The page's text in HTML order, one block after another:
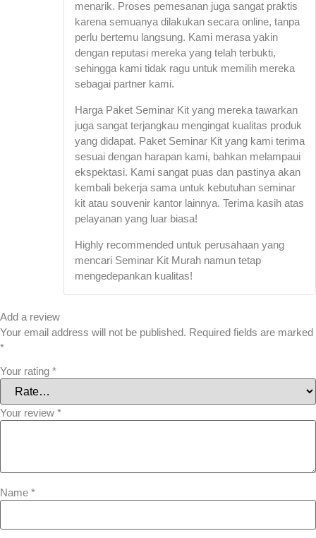
menarik. Proses pemesanan juga sangat praktis
karena semuanya dilakukan secara online, tanpa
perlu bertemu langsung. Kami merasa yakin
dengan reputasi mereka yang telah terbukti,
sehingga kami tidak ragu untuk memilih mereka
sebagai partner kami.
Harga Paket Seminar Kit yang mereka tawarkan
juga sangat terjangkau mengingat kualitas produk
yang didapat. Paket Seminar Kit yang kami terima
sesuai dengan harapan kami, bahkan melampaui
ekspektasi. Kami sangat puas dan pastinya akan
kembali bekerja sama untuk kebutuhan seminar
kit atau souvenir kantor lainnya. Terima kasih atas
pelayanan yang luar biasa!
Highly recommended untuk perusahaan yang
mencari Seminar Kit Murah namun tetap
mengedepankan kualitas!
Add a review
Your email address will not be published. Required fields are marked
*
Your rating *
Your review *
Name *